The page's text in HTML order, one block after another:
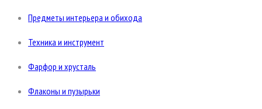
Предметы интерьера и обихода
Техника и инструмент
Фарфор и хрусталь
Флаконы и пузырьки